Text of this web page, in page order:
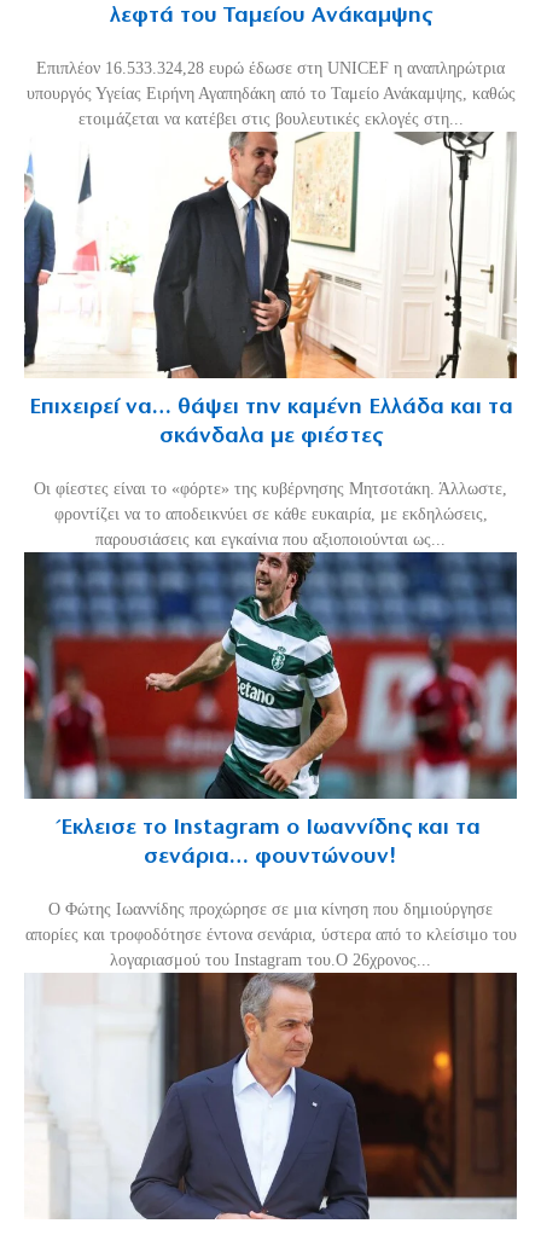
λεφτά του Ταμείου Ανάκαμψης
Επιπλέον 16.533.324,28 ευρώ έδωσε στη UNICEF η αναπληρώτρια
υπουργός Υγείας Ειρήνη Αγαπηδάκη από το Ταμείο Ανάκαμψης, καθώς
ετοιμάζεται να κατέβει στις βουλευτικές εκλογές στη...
Επιχειρεί να… θάψει την καμένη Ελλάδα και τα
σκάνδαλα με φιέστες
Οι φίεστες είναι το «φόρτε» της κυβέρνησης Μητσοτάκη. Άλλωστε,
φροντίζει να το αποδεικνύει σε κάθε ευκαιρία, με εκδηλώσεις,
παρουσιάσεις και εγκαίνια που αξιοποιούνται ως...
Έκλεισε το Instagram ο Ιωαννίδης και τα
σενάρια… φουντώνουν!
Ο Φώτης Ιωαννίδης προχώρησε σε μια κίνηση που δημιούργησε
απορίες και τροφοδότησε έντονα σενάρια, ύστερα από το κλείσιμο του
λογαριασμού του Instagram του.Ο 26χρονος...